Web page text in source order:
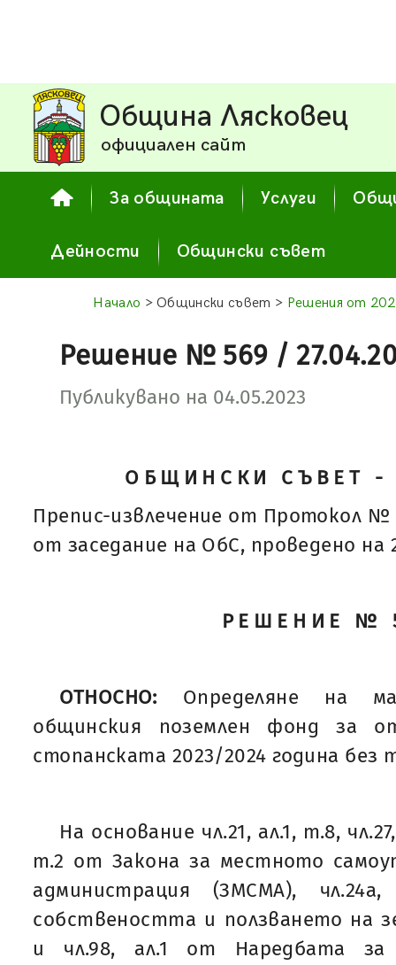
Община Лясковец
официален сайт
За общината Услуги
Дейности Общински съвет
Начало > Общински съвет > Решения от
Решение № 569 /
Публикувано на 04.05.2023
ОБЩИНСКИ СЪВЕТ -
Препис-извлечение от Протокол №
от заседание на ОбС, проведено на
РЕШЕНИЕ №
ОТНОСНО: Определяне на
общинския поземлен фонд за
стопанската 2023/2024 година без
На основание чл.21, ал.1, т.8,
т.2 от Закона за местното
администрация (ЗМСМА),
собствеността и ползването на
и чл.98, ал.1 от Наредбата за